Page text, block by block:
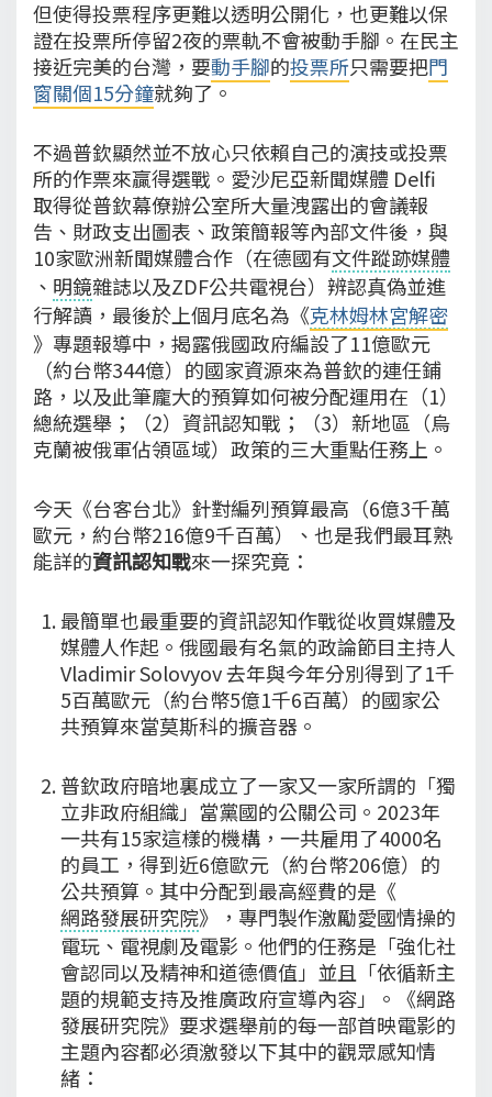
但使得投票程序更難以透明公開化，也更難以保
證在投票所停留2夜的票軌不會被動手腳。在民主
接近完美的台灣，要動手腳的投票所只需要把門
窗關個15分鐘就夠了。
不過普欽顯然並不放心只依賴自己的演技或投票
所的作票來贏得選戰。愛沙尼亞新聞媒體 Delfi
取得從普欽幕僚辦公室所大量洩露出的會議報
告、財政支出圖表、政策簡報等內部文件後，與
10家歐洲新聞媒體合作（在德國有文件蹤跡媒體
、 明鏡雜誌以及ZDF公共電視台）辨認真偽並進
行解讀，最後於上個月底名為《克林姆林宮解密
》專題報導中，揭露俄國政府編設了11億歐元
（約台幣344億）的國家資源來為普欽的連任鋪
路，以及此筆龐大的預算如何被分配運用在（1）
總統選舉；（2）資訊認知戰；（3）新地區（烏
克蘭被俄軍佔領區域）政策的三大重點任務上。
今天《台客台北》針對編列預算最高（6億3千萬
歐元，約台幣216億9千百萬）、也是我們最耳熟
能詳的資訊認知戰來一探究竟：
最簡單也最重要的資訊認知作戰從收買媒體及
媒體人作起。俄國最有名氣的政論節目主持人
Vladimir Solovyov 去年與今年分別得到了1千
5百萬歐元（約台幣5億1千6百萬）的國家公
共預算來當莫斯科的擴音器。
普欽政府暗地裏成立了一家又一家所謂的「獨
立非政府組織」當黨國的公關公司。2023年
一共有15家這樣的機構，一共雇用了4000名
的員工，得到近6億歐元（約台幣206億）的
公共預算。其中分配到最高經費的是《
網路發展研究院》，專門製作激勵愛國情操的
電玩、電視劇及電影。他們的任務是「強化社
會認同以及精神和道德價值」並且「依循新主
題的規範支持及推廣政府宣導內容」。《網路
發展研究院》要求選舉前的每一部首映電影的
主題內容都必須激發以下其中的觀眾感知情
緒：